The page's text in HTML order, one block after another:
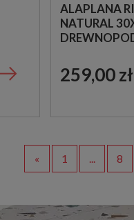
ALAPLANA
NATURAL
259,00 zł
« 1 ... 8